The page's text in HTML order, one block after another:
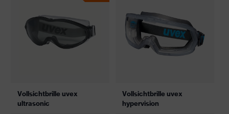
Vollsichtbrille uvex
ultrasonic
Vollsichtbrille uvex
hypervision